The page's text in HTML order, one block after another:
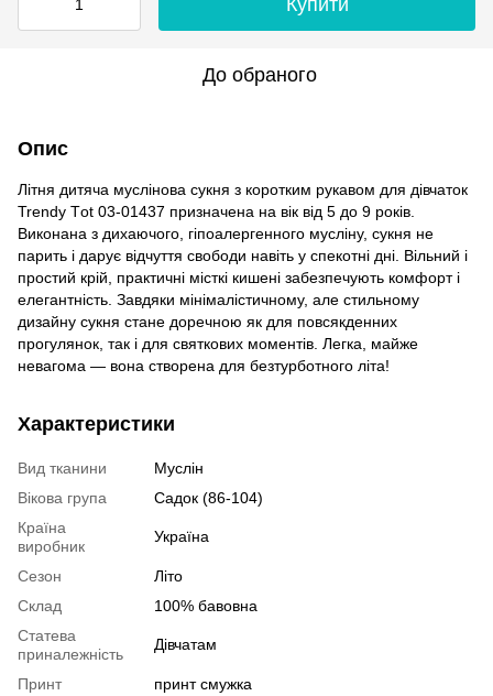
Купити
До обраного
Опис
Літня дитяча муслінова сукня з коротким рукавом для дівчаток
Trendy Тot 03-01437 призначена на вік від 5 до 9 років.
Виконана з дихаючого, гіпоалергенного мусліну, сукня не
парить і дарує відчуття свободи навіть у спекотні дні. Вільний і
простий крій, практичні місткі кишені забезпечують комфорт і
елегантність. Завдяки мінімалістичному, але стильному
дизайну сукня стане доречною як для повсякденних
прогулянок, так і для святкових моментів. Легка, майже
невагома — вона створена для безтурботного літа!
Характеристики
Вид тканини
Муслін
Вікова група
Садок (86-104)
Країна
виробник
Україна
Сезон
Літо
Склад
100% бавовна
Статева
приналежність
Дівчатам
Принт принт смужка